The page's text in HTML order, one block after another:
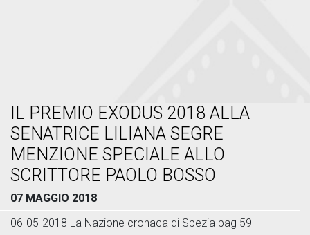
IL PREMIO EXODUS 2018 ALLA
SENATRICE LILIANA SEGRE
MENZIONE SPECIALE ALLO
SCRITTORE PAOLO BOSSO
07 MAGGIO 2018
06-05-2018 La Nazione cronaca di Spezia pag 59 Il